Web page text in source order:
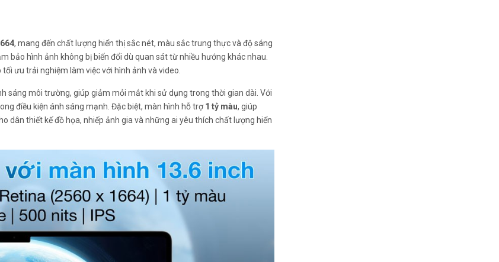
, mang đến chất lượng hiển thị sắc nét, màu sắc trung thực và độ sáng
bảo hình ảnh không bị biến đổi dù quan sát từ nhiều hướng khác nhau.
ưu trải nghiệm làm việc với hình ảnh và video.
sáng môi trường, giúp giảm mỏi mắt khi sử dụng trong thời gian dài. Với
điều kiện ánh sáng mạnh. Đặc biệt, màn hình hỗ trợ1 tỷ màu, giúp
dân thiết kế đồ họa, nhiếp ảnh gia và những ai yêu thích chất lượng hiển